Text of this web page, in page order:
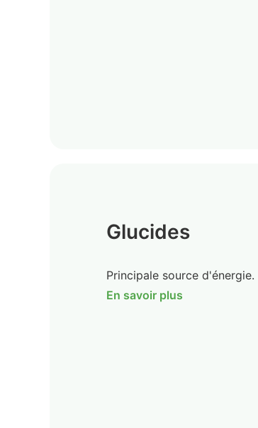
Glucides
Principale source d'énergie.
En savoir plus